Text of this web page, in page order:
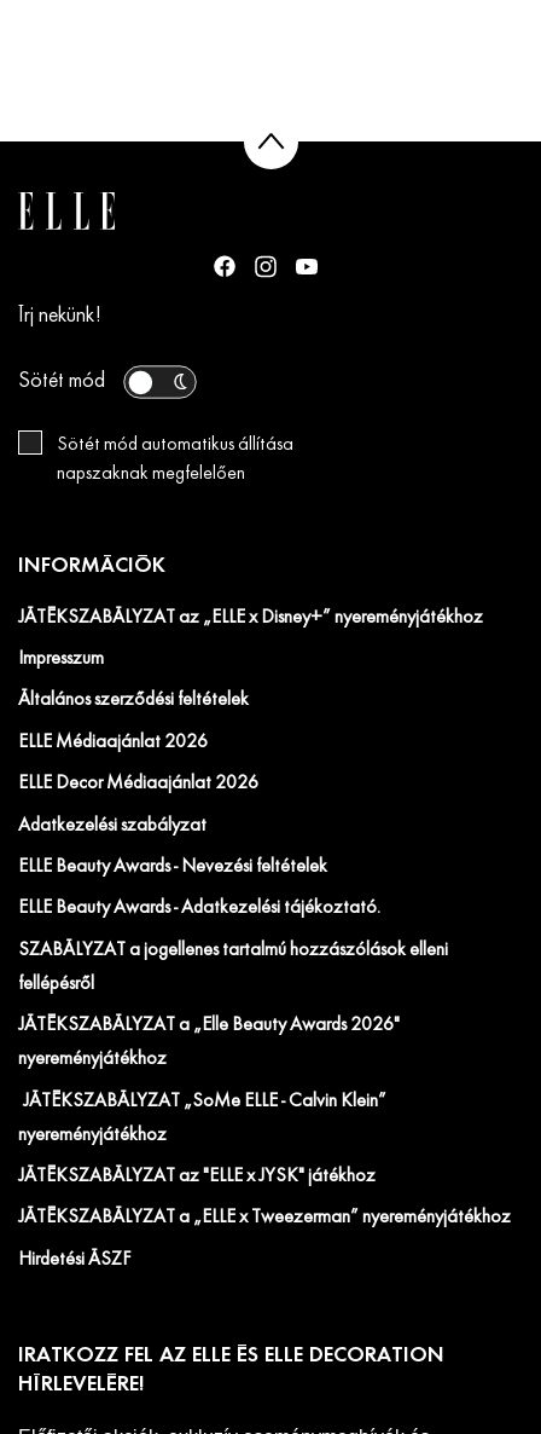
Írj nekünk!
Sötét mód
Sötét mód automatikus állítása
napszaknak megfelelően
INFORMÁCIÓK
JÁTÉKSZABÁLYZAT az „ELLE x Disney+” nyereményjátékhoz
Impresszum
Általános szerződési feltételek
ELLE Médiaajánlat 2026
ELLE Decor Médiaajánlat 2026
Adatkezelési szabályzat
ELLE Beauty Awards - Nevezési feltételek
ELLE Beauty Awards - Adatkezelési tájékoztató.
SZABÁLYZAT a jogellenes tartalmú hozzászólások elleni
fellépésről
JÁTÉKSZABÁLYZAT a „Elle Beauty Awards 2026"
nyereményjátékhoz
JÁTÉKSZABÁLYZAT „SoMe ELLE - Calvin Klein”
nyereményjátékhoz
JÁTÉKSZABÁLYZAT az "ELLE x JYSK" játékhoz
JÁTÉKSZABÁLYZAT a „ELLE x Tweezerman” nyereményjátékhoz
Hirdetési ÁSZF
IRATKOZZ FEL AZ ELLE ÉS ELLE DECORATION
HÍRLEVELÉRE!